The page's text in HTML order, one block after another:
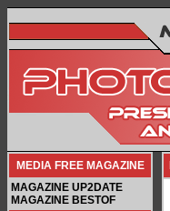
MEDIA FREE MAGAZINE
MAGAZINE UP2DATE
MAGAZINE BESTOF